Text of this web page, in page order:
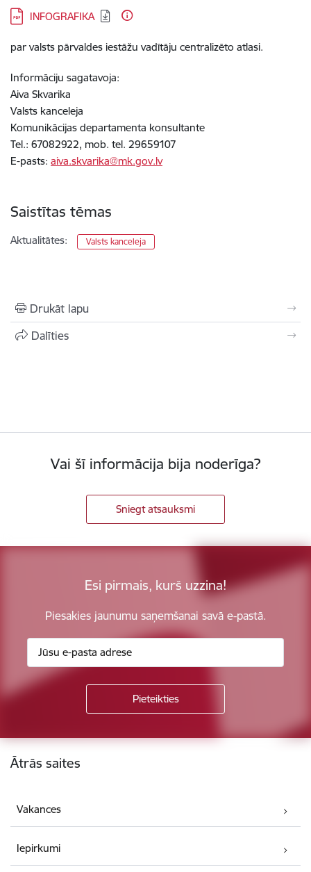
Lejupielādēt:
INFOGRAFIKA
par valsts pārvaldes iestāžu vadītāju centralizēto atlasi.
Informāciju sagatavoja:
Aiva Skvarika
Valsts kanceleja
Komunikācijas departamenta konsultante
Tel.: 67082922, mob. tel. 29659107
E-pasts: aiva.skvarika@mk.gov.lv
Saistītas tēmas
Aktualitātes: Valsts kanceleja
Drukāt lapu
Dalīties
Vai šī informācija bija noderīga?
Sniegt atsauksmi
Esi pirmais, kurš uzzina!
Piesakies jaunumu saņemšanai savā e-pastā.
Kājene
Ātrās saites
Vakances
Iepirkumi